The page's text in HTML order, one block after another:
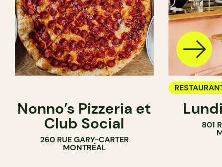
Nonno’s Pizzeria et
Club Social
260 RUE GARY-CARTER
MONTRÉAL
BAR À VIN
801